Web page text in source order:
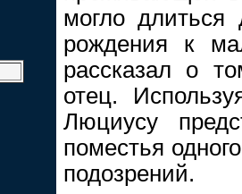
могло длиться
рождения к
рассказал о
отец.
Люциусу
поместья
подозрений.